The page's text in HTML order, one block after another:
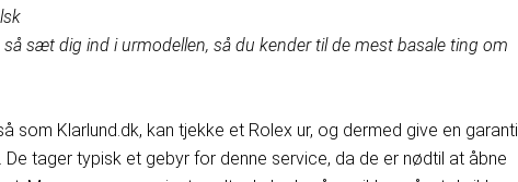
så sæt dig ind i urmodellen, så du kender til de mest basale ting om
som Klarlund.dk, kan tjekke et Rolex ur, og dermed give en garanti
tager typisk et gebyr for denne service, da de er nødtil at åbne